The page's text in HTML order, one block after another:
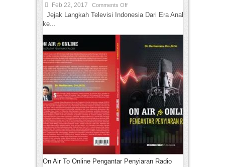
Feb 22, 2017 Comments Off
Jejak Langkah Televisi Indonesia Dari Era Analog
ke...
On Air To Online Pengantar Penyiaran Radio